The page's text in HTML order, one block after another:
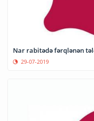
Nar rabitədə fərqlənən
29-07-2019